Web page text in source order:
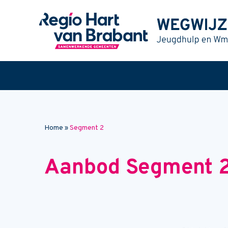
Home »Segment 2
Aanbod Segment